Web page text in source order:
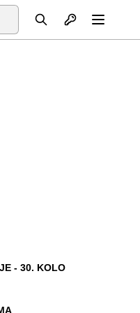
Otvori profil
- 30. KOLO